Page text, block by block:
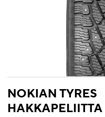
NOKIAN TYRES
HAKKAPELIITTA